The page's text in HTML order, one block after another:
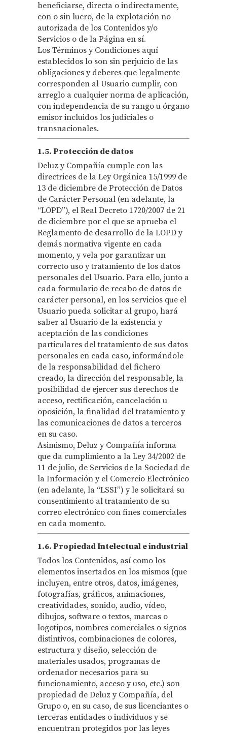
beneficiarse, directa o indirectamente,
con o sin lucro, de la explotación no
autorizada de los Contenidos y/o
Servicios o de la Página en sí.
Los Términos y Condiciones aquí
establecidos lo son sin perjuicio de las
obligaciones y deberes que legalmente
corresponden al Usuario cumplir, con
arreglo a cualquier norma de aplicación,
con independencia de su rango u órgano
emisor incluidos los judiciales o
transnacionales.
1.5. Protección de datos
Deluz y Compañía cumple con las
directrices de la Ley Orgánica 15/1999 de
13 de diciembre de Protección de Datos
de Carácter Personal (en adelante, la
“LOPD”), el Real Decreto 1720/2007 de 21
de diciembre por el que se aprueba el
Reglamento de desarrollo de la LOPD y
demás normativa vigente en cada
momento, y vela por garantizar un
correcto uso y tratamiento de los datos
personales del Usuario. Para ello, junto a
cada formulario de recabo de datos de
carácter personal, en los servicios que el
Usuario pueda solicitar al grupo, hará
saber al Usuario de la existencia y
aceptación de las condiciones
particulares del tratamiento de sus datos
personales en cada caso, informándole
de la responsabilidad del fichero
creado, la dirección del responsable, la
posibilidad de ejercer sus derechos de
acceso, rectificación, cancelación u
oposición, la finalidad del tratamiento y
las comunicaciones de datos a terceros
en su caso.
Asimismo, Deluz y Compañía informa
que da cumplimiento a la Ley 34/2002 de
11 de julio, de Servicios de la Sociedad de
la Información y el Comercio Electrónico
(en adelante, la “LSSI”) y le solicitará su
consentimiento al tratamiento de su
correo electrónico con fines comerciales
en cada momento.
1.6. Propiedad Intelectual e industrial
Todos los Contenidos, así como los
elementos insertados en los mismos (que
incluyen, entre otros, datos, imágenes,
fotografías, gráficos, animaciones,
creatividades, sonido, audio, vídeo,
dibujos, software o textos, marcas o
logotipos, nombres comerciales o signos
distintivos, combinaciones de colores,
estructura y diseño, selección de
materiales usados, programas de
ordenador necesarios para su
funcionamiento, acceso y uso, etc.) son
propiedad de Deluz y Compañía, del
Grupo o, en su caso, de sus licenciantes o
terceras entidades o individuos y se
encuentran protegidos por las leyes